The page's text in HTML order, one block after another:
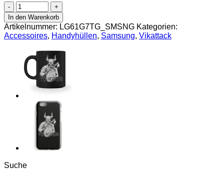
Vikattack
Samsung
Handyhülle
Menge
In den Warenkorb
Artikelnummer: LG61G7TG_SMSNG Kategorien:
Accessoires, Handyhüllen, Samsung, Vikattack
Suche